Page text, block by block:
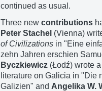
continued as usual.
Three new contributions
Peter Stachel (Vienna)
of Civilizations in "Eine
zehn Jahren erschien
Byczkiewicz (Łodź) wrote
literature on Galicia in "Die
Galizien" and Angelika W.